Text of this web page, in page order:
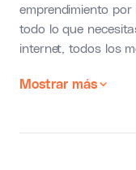
emprendimiento
todo lo que
internet, todos los
Mostrar más